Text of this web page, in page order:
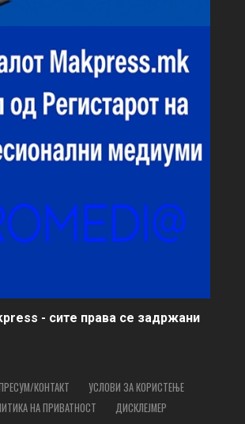
- сите права се задржани
КОНТАКТ
УСЛОВИ ЗА КОРИСТЕЊЕ
НА ПРИВАТНОСТ
ДИСКЛЕЈМЕР